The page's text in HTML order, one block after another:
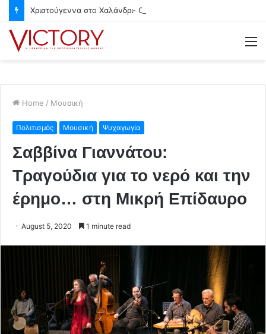
Home / Μουσική
Πολιτισμός Μουσική Ψυχαγωγία
Σαββίνα Γιαννάτου:
Τραγούδια για το νερό και την
έρημο… στη Μικρή Επίδαυρο
August 5, 2020 1 minute read